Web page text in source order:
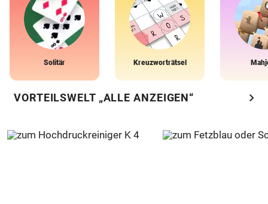
Solitär Kreuzworträtsel
VORTEILSWELT „ALLE ANZEIGEN“ chevron_right